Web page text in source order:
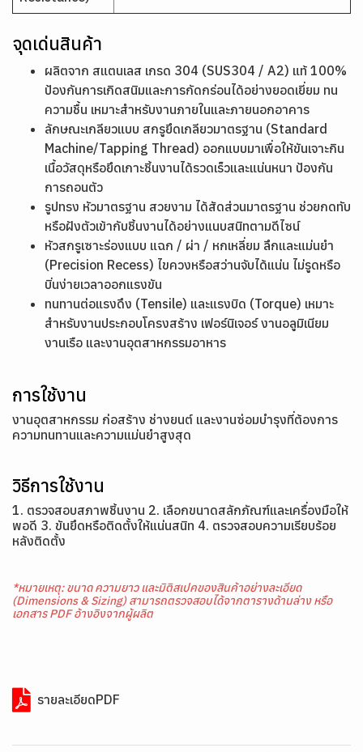
จุดเด่นสินค้า
ผลิตจาก สแตนเลส เกรด 304 (SUS304 / A2) แท้ 100%
ป้องกันการเกิดสนิมและการกัดกร่อนได้อย่างยอดเยี่ยม ทน
ความชื้น เหมาะสำหรับงานภายในและภายนอกอาคาร
ลักษณะเกลียวแบบ สกรูยึดเกลียวมาตรฐาน (Standard
Machine/Tapping Thread) ออกแบบมาเพื่อให้ขันเจาะกิน
เนื้อวัสดุหรือยึดเกาะชิ้นงานได้รวดเร็วและแน่นหนา ป้องกัน
การถอนตัว
รูปทรง หัวมาตรฐาน สวยงาม ได้สัดส่วนมาตรฐาน ช่วยกดทับ
หรือฝังตัวเข้ากับชิ้นงานได้อย่างแนบสนิทตามดีไซน์
หัวสกรูเซาะร่องแบบ แฉก / ผ่า / หกเหลี่ยม ลึกและแม่นยำ
(Precision Recess) ไขควงหรือสว่านจับได้แน่น ไม่รูดหรือ
บิ่นง่ายเวลาออกแรงขัน
ทนทานต่อแรงดึง (Tensile) และแรงบิด (Torque) เหมาะ
สำหรับงานประกอบโครงสร้าง เฟอร์นิเจอร์ งานอลูมิเนียม
งานเรือ และงานอุตสาหกรรมอาหาร
การใช้งาน
งานอุตสาหกรรม ก่อสร้าง ช่างยนต์ และงานซ่อมบำรุงที่ต้องการ
ความทนทานและความแม่นยำสูงสุด
วิธีการใช้งาน
1. ตรวจสอบสภาพชิ้นงาน 2. เลือกขนาดสลักภัณฑ์และเครื่องมือให้
พอดี 3. ขันยึดหรือติดตั้งให้แน่นสนิท 4. ตรวจสอบความเรียบร้อย
หลังติดตั้ง
*หมายเหตุ: ขนาด ความยาว และมิติสเปคของสินค้าอย่างละเอียด
(Dimensions & Sizing) สามารถตรวจสอบได้จากตารางด้านล่าง หรือ
เอกสาร PDF อ้างอิงจากผู้ผลิต
รายละเอียดPDF